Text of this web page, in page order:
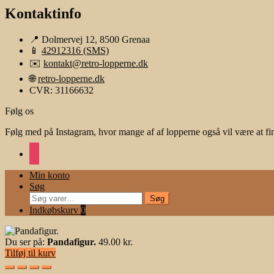
Kontaktinfo
📍 Dolmervej 12, 8500 Grenaa
📱 42912316 (SMS)
✉️ kontakt@retro-lopperne.dk
🌐retro-lopperne.dk
CVR: 31166632
Følg os
Følg med på Instagram, hvor mange af af lopperne også vil være at
Min konto
Søg
Søg
efter:
Søg
Indkøbskurv 0
Du ser på: Pandafigur. 49.00 kr.
Tilføj til kurv